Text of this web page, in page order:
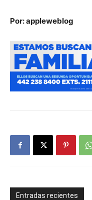
Por: appleweblog
Entradas recientes